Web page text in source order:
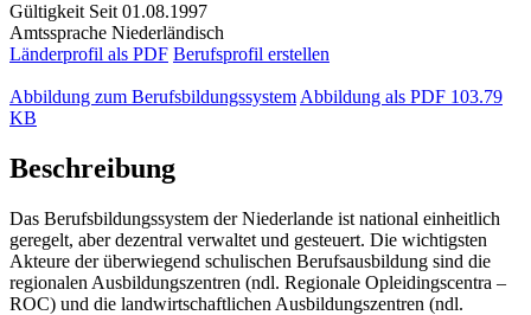
Gültigkeit Seit 01.08.1997
Amtssprache Niederländisch
Länderprofil als PDF Berufsprofil erstellen
Abbildung zum Berufsbildungssystem Abbildung als PDF 103.79
KB
Beschreibung
Das Berufsbildungssystem der Niederlande ist national einheitlich
geregelt, aber dezentral verwaltet und gesteuert. Die wichtigsten
Akteure der überwiegend schulischen Berufsausbildung sind die
regionalen Ausbildungszentren (ndl. Regionale Opleidingscentra –
ROC) und die landwirtschaftlichen Ausbildungszentren (ndl.